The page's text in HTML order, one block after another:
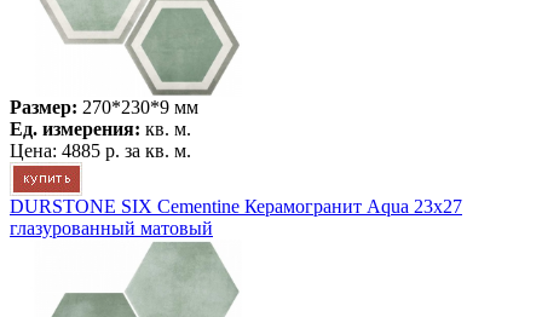
Размер: 270*230*9 мм
Ед. измерения: кв. м.
Цена: 4885 р. за кв. м.
DURSTONE SIX Cementine Керамогранит Aqua 23x27
глазурованный матовый